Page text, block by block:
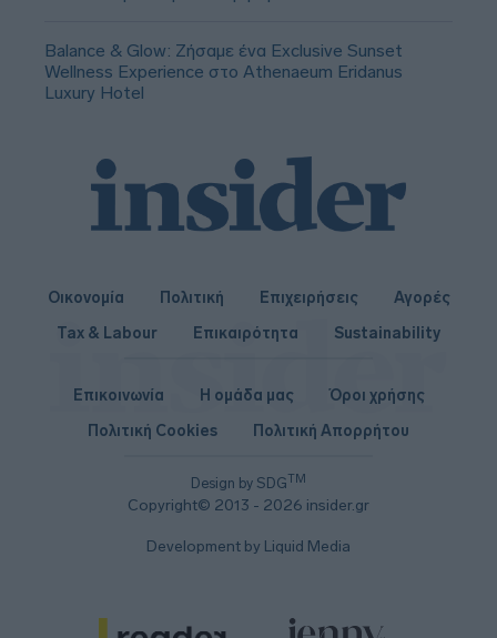
Balance & Glow: Ζήσαμε ένα Exclusive Sunset
Wellness Experience στο Athenaeum Eridanus
Luxury Hotel
Οικονομία Πολιτική Επιχειρήσεις
Αγορές
Tax & Labour
Επικαιρότητα Sustainability
Design by SDGTM
Copyright© 2013 - 2026 insider.gr
Επικοινωνία Η ομάδα μας
Όροι χρήσης
Πολιτική Cookies
Πολιτική Απορρήτου
Development by Liquid Media